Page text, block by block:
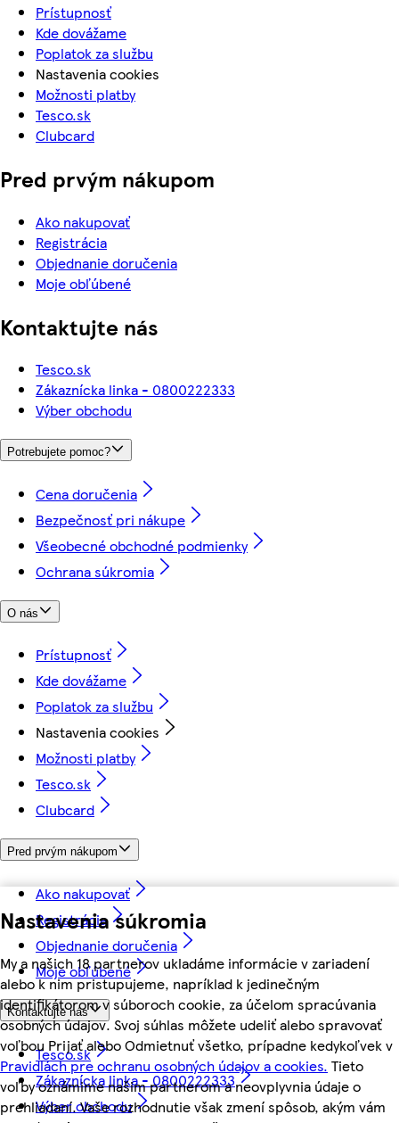
Nastavenia súkromia
My a našich 18 partnerov ukladáme informácie v zariadení
alebo k nim pristupujeme, napríklad k jedinečným
identifikátorom v súboroch cookie, za účelom spracúvania
osobných údajov. Svoj súhlas môžete udeliť alebo spravovať
voľbou Prijať alebo Odmietnuť všetko, prípadne kedykoľvek v
Pravidlách pre ochranu osobných údajov a cookies. Tieto
voľby oznámime našim partnerom a neovplyvnia údaje o
prehliadaní. Vaše rozhodnutie však zmení spôsob, akým vám
Prístupnosť
Kde dovážame
Poplatok za službu
Nastavenia cookies
Možnosti platby
Tesco.sk
Clubcard
Pred prvým nákupom
Ako nakupovať
Registrácia
Objednanie doručenia
Moje obľúbené
Kontaktujte nás
Tesco.sk
Zákaznícka linka - 0800222333
Výber obchodu
Potrebujete pomoc?
Cena doručenia
Bezpečnosť pri nákupe
Všeobecné obchodné podmienky
Ochrana súkromia
O nás
Prístupnosť
Kde dovážame
Poplatok za službu
Nastavenia cookies
Možnosti platby
Tesco.sk
Clubcard
Pred prvým nákupom
Ako nakupovať
Registrácia
Objednanie doručenia
Moje obľúbené
Kontaktujte nás
Tesco.sk
Zákaznícka linka - 0800222333
Výber obchodu